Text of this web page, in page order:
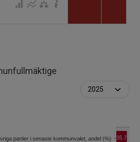
partier i senaste kommunvalet, andel (%) 35.7